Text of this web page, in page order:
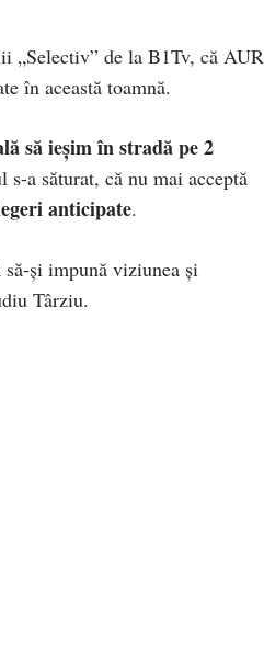
„Selectiv” de la B1Tv, că AUR
în această toamnă.
să ieșim în stradă pe 2
a săturat, că nu mai acceptă
anticipate.
și impună viziunea și
Târziu.